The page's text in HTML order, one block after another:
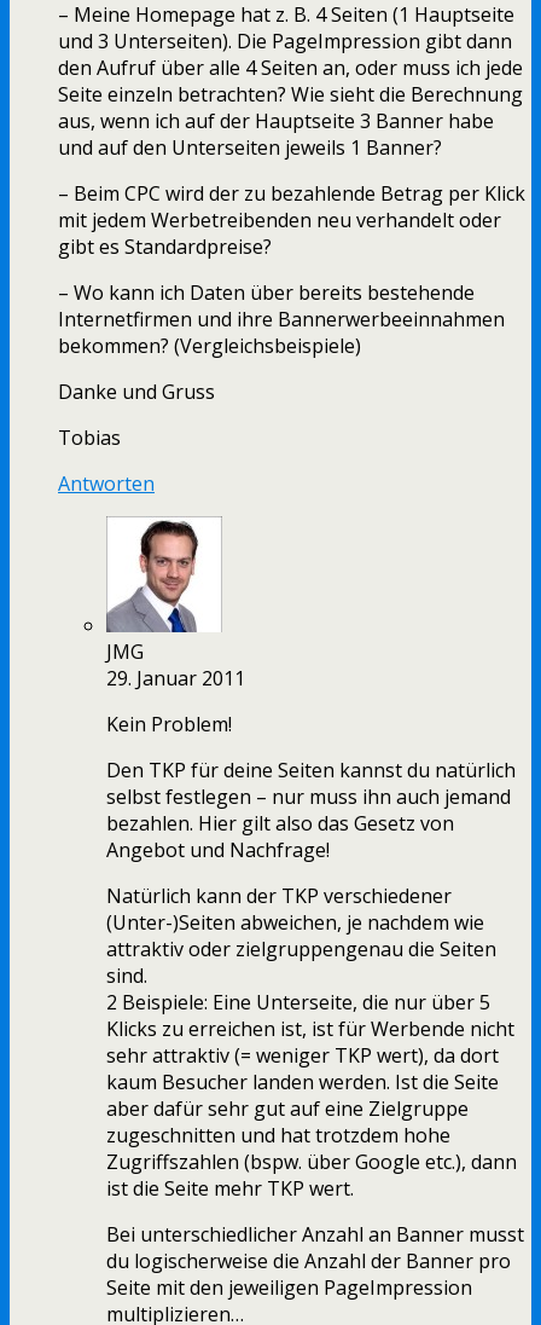
– Meine Homepage hat z. B. 4 Seiten (1 Hauptseite
und 3 Unterseiten). Die PageImpression gibt dann
den Aufruf über alle 4 Seiten an, oder muss ich jede
Seite einzeln betrachten? Wie sieht die Berechnung
aus, wenn ich auf der Hauptseite 3 Banner habe
und auf den Unterseiten jeweils 1 Banner?
– Beim CPC wird der zu bezahlende Betrag per Klick
mit jedem Werbetreibenden neu verhandelt oder
gibt es Standardpreise?
– Wo kann ich Daten über bereits bestehende
Internetfirmen und ihre Bannerwerbeeinnahmen
bekommen? (Vergleichsbeispiele)
Danke und Gruss
Tobias
Antworten
JMG
29. Januar 2011
Kein Problem!
Den TKP für deine Seiten kannst du natürlich
selbst festlegen – nur muss ihn auch jemand
bezahlen. Hier gilt also das Gesetz von
Angebot und Nachfrage!
Natürlich kann der TKP verschiedener
(Unter-)Seiten abweichen, je nachdem wie
attraktiv oder zielgruppengenau die Seiten
sind.
2 Beispiele: Eine Unterseite, die nur über 5
Klicks zu erreichen ist, ist für Werbende nicht
sehr attraktiv (= weniger TKP wert), da dort
kaum Besucher landen werden. Ist die Seite
aber dafür sehr gut auf eine Zielgruppe
zugeschnitten und hat trotzdem hohe
Zugriffszahlen (bspw. über Google etc.), dann
ist die Seite mehr TKP wert.
Bei unterschiedlicher Anzahl an Banner musst
du logischerweise die Anzahl der Banner pro
Seite mit den jeweiligen PageImpression
multiplizieren…